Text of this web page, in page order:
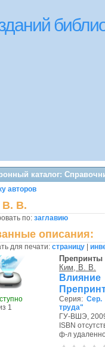
каталог:
авторов
В. В.
по: заглавию
описания:
для печати: страницу
1
Препринты
Ким, В. В.
Влияние
Серия:Сер.
труда"
ГУ-ВШЭ,
ISBN
ф-л